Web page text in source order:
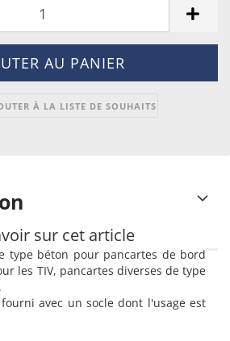
À LA LISTE DE SOUHAITS
sur cet article
type béton pour pancartes de bord
les TIV, pancartes diverses de type
avec un socle dont l'usage est